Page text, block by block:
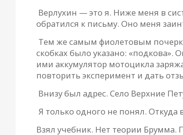
Верлухин — это я. Ниже меня в
обратился к письму. Оно меня
Тем же самым фиолетовым
скобках было указано: «подкова».
ими аккумулятор мотоцикла
повторить эксперимент и дать
Внизу был адрес. Село Верхние
Я только одного не понял.
Взял учебник. Нет теории Брумма.